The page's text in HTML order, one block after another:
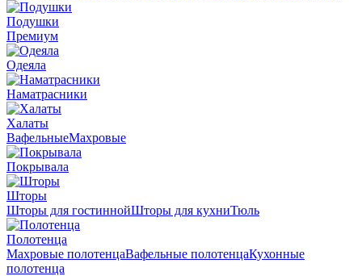
Подушки
Премиум
Одеяла
Наматрасники
Халаты
ВафельныеМахровые
Покрывала
Шторы
Шторы для гостиннойШторы для кухниТюль
Полотенца
Махровые полотенцаВафельные полотенцаКухонные
полотенца